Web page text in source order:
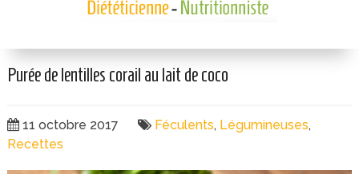
Purée de lentilles corail au lait de coco
11 octobre 2017 Féculents, Légumineuses,
Recettes